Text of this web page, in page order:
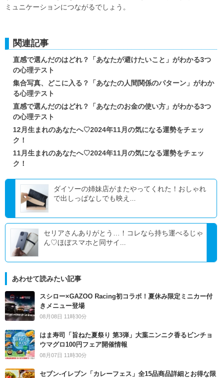
ミュニケーションにつながるでしょう。
関連記事
直感で選んだのはどれ？「あなたが避けたいこと」がわかる3つ
の心理テスト
集合写真、どこに入る？「あなたの人間関係のパターン」がわか
る心理テスト
直感で選んだのはどれ？「あなたのお金の使い方」がわかる3つ
の心理テスト
12月生まれのあなたへ♡2024年11月の気になる運勢をチェッ
ク！
11月生まれのあなたへ♡2024年11月の気になる運勢をチェッ
ク！
ダイソーの姉妹店がまたやってくれた！おしゃれ
で出しっぱなしでも映え...
セリアさんありがとう…！コレなら持ち運べるじゃ
ん♡ほぼスマホと同サイ...
あわせて読みたい記事
スシロー×GAZOO Racing初コラボ！夏休み限定ミニカー付
きメニュー登場
08月08日 11時30分
はま寿司「旨ねた夏祭り 第3弾」大葉ニンニク香るビンチョ
ウマグロ100円フェア開催情報
08月07日 11時30分
セブン‐イレブン「カレーフェス」全15品商品詳細とお得な限